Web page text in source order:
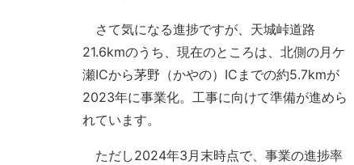
さて気になる進捗ですが、天城峠道路
21.6kmのうち、現在のところは、北側の月ケ
瀬ICから茅野（かやの）ICまでの約5.7kmが
2023年に事業化。工事に向けて準備が進めら
れています。
ただし2024年3月末時点で、事業の進捗率